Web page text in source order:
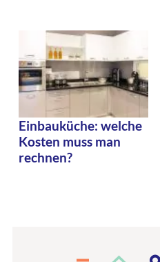
Einbauküche: welche
Kosten muss man
rechnen?